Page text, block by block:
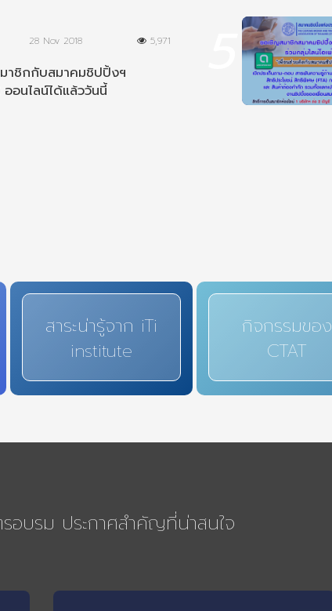
28 Nov 2018 5,971
าชิกกับสมาคมชิปปิ้งฯ
อนไลน์ได้แล้ววันนี้
สาระน่ารู้จาก iTi
institute
กิจกรรมของ
CTAT
อบรม ประกาศสำคัญที่น่าสนใจ